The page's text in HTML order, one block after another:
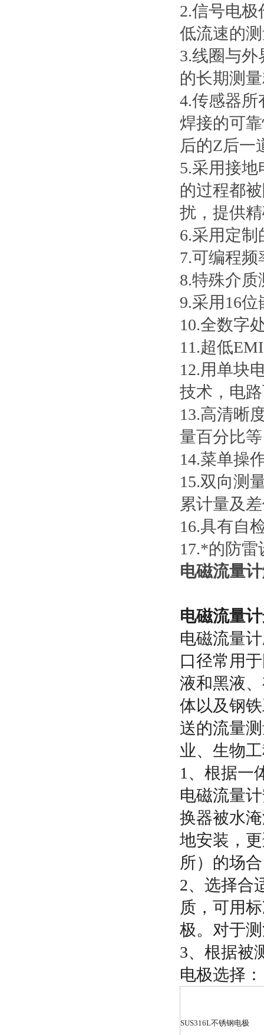
2.信号电
低流速的
3.线圈与
的长期测
4.传感器
焊接的可
后的Z后一
5.采用接
的过程都
扰，提供
6.采用定
7.可编程
8.特殊介
9.采用16
10.全数字
11.超低
12.用单块
技术，电
13.高清晰
量百分比等
14.菜单操
15.双向测
累计量及
16.具有自
17.*的防雷
电磁流量
电磁流量
电磁流量
口径常用
液和黑液
体以及钢
送的流量
业、生物
1 、根据一
电磁流量
换器被水
地安装，
所） 的场
2、选择合
质，可用
极。对于
3、根据被
电极选择：
SUS316L不锈钢电极